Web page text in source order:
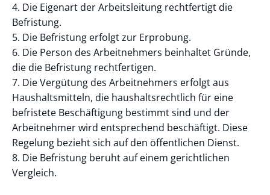
4. Die Eigenart der Arbeitsleitung rechtfertigt die
Befristung.
5. Die Befristung erfolgt zur Erprobung.
6. Die Person des Arbeitnehmers beinhaltet Gründe,
die die Befristung rechtfertigen.
7. Die Vergütung des Arbeitnehmers erfolgt aus
Haushaltsmitteln, die haushaltsrechtlich für eine
befristete Beschäftigung bestimmt sind und der
Arbeitnehmer wird entsprechend beschäftigt. Diese
Regelung bezieht sich auf den öffentlichen Dienst.
8. Die Befristung beruht auf einem gerichtlichen
Vergleich.